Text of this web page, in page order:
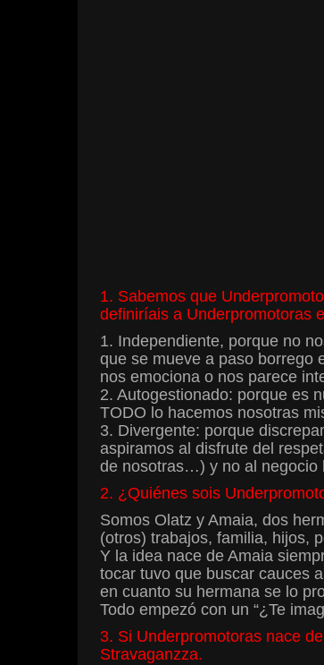
1. Sabemos que
definiríais a Underpromotoras
1. Independiente, porque no
que se mueve a paso borrego
nos emociona o nos parece
2. Autogestionado: porque es
TODO lo hacemos nosotras
3. Divergente: porque
aspiramos al disfrute del
de nosotras…) y no al negocio
2. ¿Quiénes sois
Somos Olatz y Amaia, dos
(otros) trabajos, familia, hijos,
Y la idea nace de Amaia
tocar tuvo que buscar cauces
en cuanto su hermana se lo
Todo empezó con un “¿Te
3. Si Underpromotoras nace
Stravaganzza.